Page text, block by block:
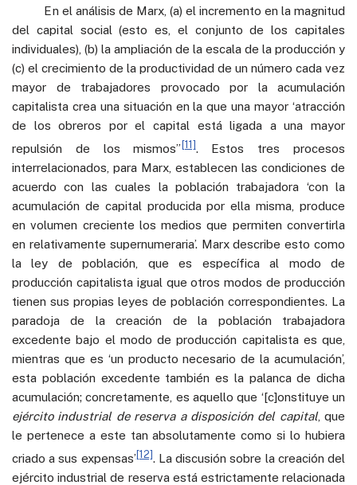
En el análisis de Marx, (a) el incremento en la magnitud
del capital social (esto es, el conjunto de los capitales
individuales), (b) la ampliación de la escala de la producción y
(c) el crecimiento de la productividad de un número cada vez
mayor de trabajadores provocado por la acumulación
capitalista crea una situación en la que una mayor ‘atracción
de los obreros por el capital está ligada a una mayor
repulsión de los mismos’’[11]. Estos tres procesos
interrelacionados, para Marx, establecen las condiciones de
acuerdo con las cuales la población trabajadora ‘con la
acumulación de capital producida por ella misma, produce
en volumen creciente los medios que permiten convertirla
en relativamente supernumeraria’. Marx describe esto como
la ley de población, que es específica al modo de
producción capitalista igual que otros modos de producción
tienen sus propias leyes de población correspondientes. La
paradoja de la creación de la población trabajadora
excedente bajo el modo de producción capitalista es que,
mientras que es ‘un producto necesario de la acumulación’,
esta población excedente también es la palanca de dicha
acumulación; concretamente, es aquello que ‘[c]onstituye un
ejército industrial de reserva a disposición del capital, que
le pertenece a este tan absolutamente como si lo hubiera
criado a sus expensas’[12]. La discusión sobre la creación del
ejército industrial de reserva está estrictamente relacionada